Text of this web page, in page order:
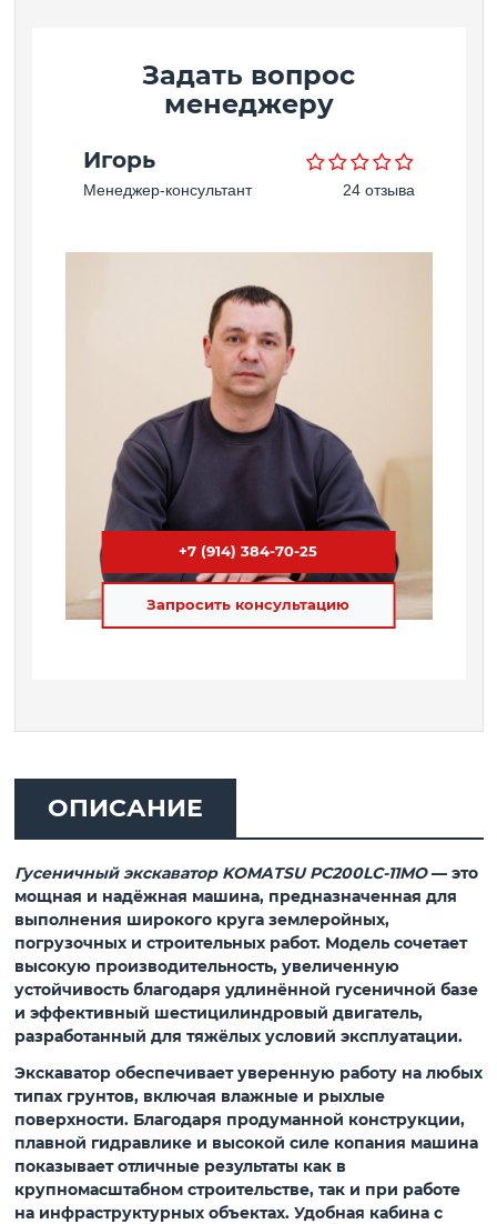
Задать вопрос
менеджеру
Игорь
Менеджер-консультант 24 отзыва
+7 (914) 384-70-25
Запросить консультацию
ОПИСАНИЕ
Гусеничный экскаватор KOMATSU PC200LC-11MO— это
мощная и надёжная машина, предназначенная для
выполнения широкого круга землеройных,
погрузочных и строительных работ. Модель сочетает
высокую производительность, увеличенную
устойчивость благодаря удлинённой гусеничной базе
и эффективный шестицилиндровый двигатель,
разработанный для тяжёлых условий эксплуатации.
Экскаватор обеспечивает уверенную работу на любых
типах грунтов, включая влажные и рыхлые
поверхности. Благодаря продуманной конструкции,
плавной гидравлике и высокой силе копания машина
показывает отличные результаты как в
крупномасштабном строительстве, так и при работе
на инфраструктурных объектах. Удобная кабина с